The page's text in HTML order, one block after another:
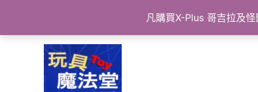
凡購買X-Plus 哥吉拉及